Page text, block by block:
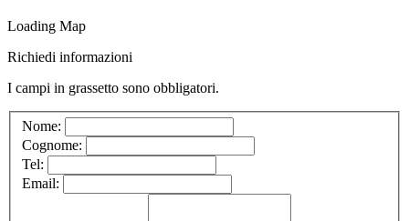
Loading Map
Richiedi informazioni
I campi in grassetto sono obbligatori.
Nome:
Cognome:
Tel:
Email: